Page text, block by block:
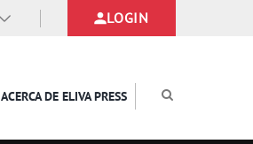
LOGIN
ACERCA DE ELIVA PRESS